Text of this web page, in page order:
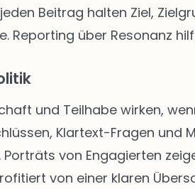
Beitrag halten Ziel,
Reporting über Resonanz
und Teilhabe wirken,
Klartext-Fragen und
von Engagierten
von einer klaren